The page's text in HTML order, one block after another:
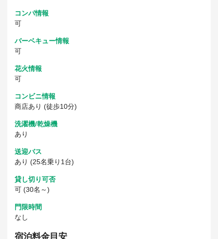
コンパ情報
可
バーベキュー情報
可
花火情報
可
コンビニ情報
商店あり (徒歩10分)
洗濯機/乾燥機
あり
送迎バス
あり (25名乗り1台)
貸し切り可否
可 (30名～)
門限時間
なし
宿泊料金目安